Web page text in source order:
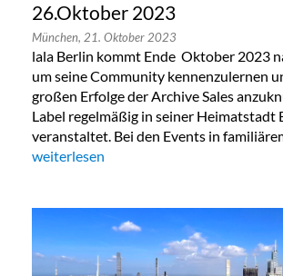
26.Oktober 2023
München, 21. Oktober 2023
lala Berlin kommt Ende Oktober 2023
um seine Community kennenzulernen
großen Erfolge der Archive Sales
Label regelmäßig in seiner Heimatstadt
veranstaltet. Bei den Events in
„Lala Berlin Flash Sale in München 24.
weiterlesen